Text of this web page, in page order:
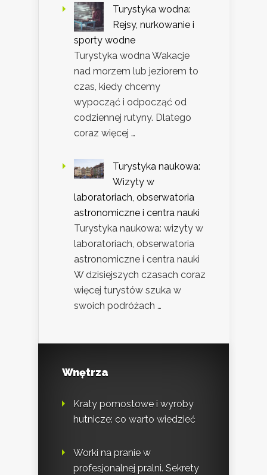
Turystyka wodna:
Rejsy, nurkowanie i
sporty wodne
Turystyka wodna Wakacje
nad morzem lub jeziorem to
czas, kiedy chcemy
wypocząć i odpocząć od
codziennej rutyny. Dlatego
coraz więcej …
Turystyka naukowa:
Wizyty w
laboratoriach, obserwatoria
astronomiczne i centra nauki
Turystyka naukowa: wizyty w
laboratoriach, obserwatoria
astronomiczne i centra nauki
W dzisiejszych czasach coraz
więcej turystów szuka w
swoich podróżach …
Wnętrza
Kraty pomostowe i wyroby
hutnicze: co warto wiedzieć
Worki na pranie w
profesjonalnej pralni. Sekrety